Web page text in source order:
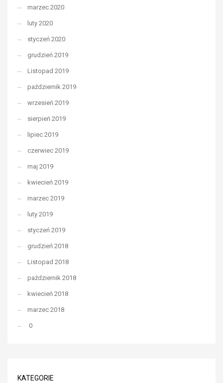
marzec 2020
luty 2020
styczeń 2020
grudzień 2019
Listopad 2019
październik 2019
wrzesień 2019
sierpień 2019
lipiec 2019
czerwiec 2019
maj 2019
kwiecień 2019
marzec 2019
luty 2019
styczeń 2019
grudzień 2018
Listopad 2018
październik 2018
kwiecień 2018
marzec 2018
0
KATEGORIE